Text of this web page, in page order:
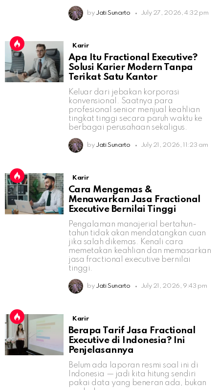
by Jati Sunarto July 27, 2026, 4:32 pm
Karir
Apa Itu Fractional Executive?
Solusi Karier Modern Tanpa
Terikat Satu Kantor
Keluar dari jebakan korporasi
konvensional. Saatnya para
profesional senior menjual keahlian
tingkat tinggi secara paruh waktu ke
berbagai perusahaan sekaligus.
by Jati Sunarto July 21, 2026, 11:23 am
Karir
Cara Mengemas &
Menawarkan Jasa Fractional
Executive Bernilai Tinggi
Pengalaman manajerial bertahun-
tahun tidak akan mendatangkan cuan
jika salah dikemas. Kenali cara
memetakan keahlian dan memasarkan
jasa fractional executive bernilai
tinggi.
by Jati Sunarto July 21, 2026, 9:43 pm
Karir
Berapa Tarif Jasa Fractional
Executive di Indonesia? Ini
Penjelasannya
Belum ada laporan resmi soal ini di
Indonesia — jadi kita hitung sendiri
pakai data yang beneran ada, bukan